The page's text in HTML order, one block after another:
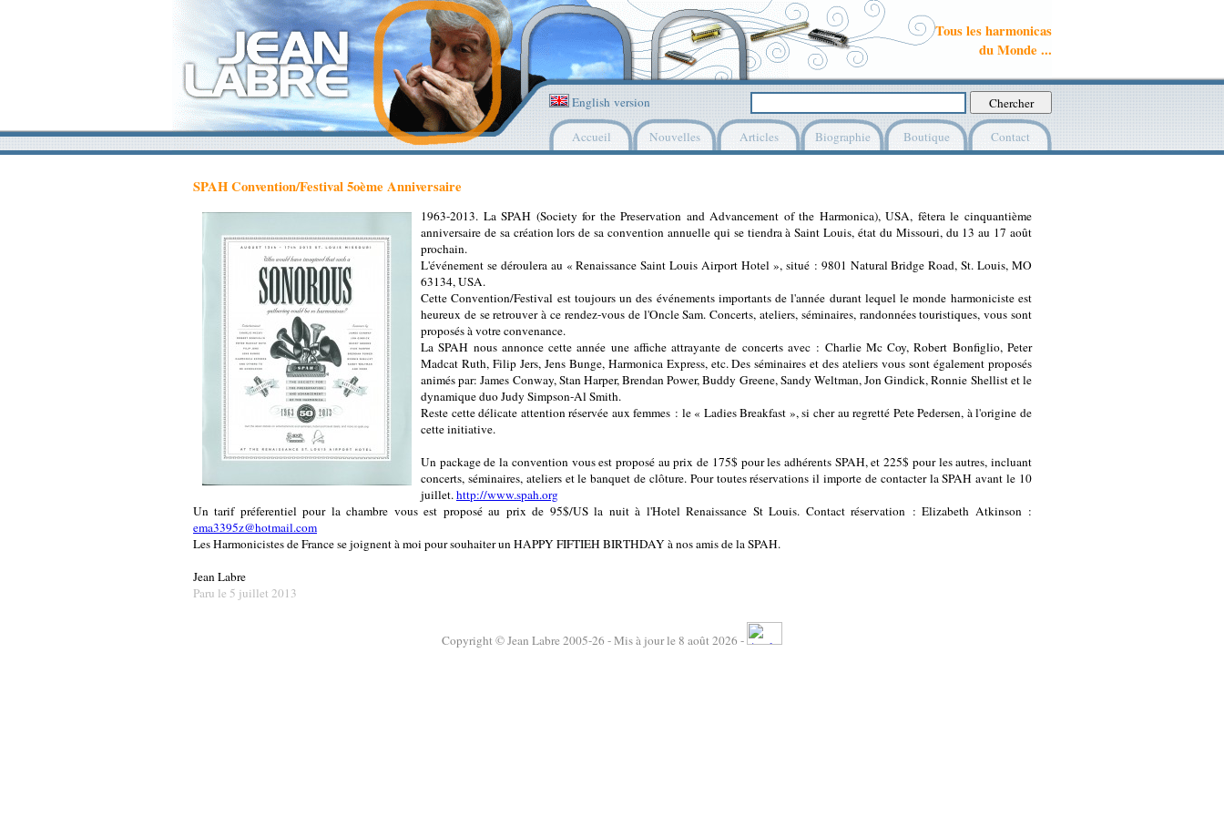
Tous les harmonicas
du Monde ...
English version
Accueil Nouvelles Articles Biographie Boutique Contact
SPAH Convention/Festival 5oème Anniversaire
1963-2013. La SPAH (Society for the Preservation and Advancement of the Harmonica), USA, fêtera le cinquantième
anniversaire de sa création lors de sa convention annuelle qui se tiendra à Saint Louis, état du Missouri, du 13 au 17 août
prochain.
L'événement se déroulera au « Renaissance Saint Louis Airport Hotel », situé : 9801 Natural Bridge Road, St. Louis, MO
63134, USA.
Cette Convention/Festival est toujours un des événements importants de l'année durant lequel le monde harmoniciste est
heureux de se retrouver à ce rendez-vous de l'Oncle Sam. Concerts, ateliers, séminaires, randonnées touristiques, vous sont
proposés à votre convenance.
La SPAH nous annonce cette année une affiche attrayante de concerts avec : Charlie Mc Coy, Robert Bonfiglio, Peter
Madcat Ruth, Filip Jers, Jens Bunge, Harmonica Express, etc. Des séminaires et des ateliers vous sont également proposés
animés par: James Conway, Stan Harper, Brendan Power, Buddy Greene, Sandy Weltman, Jon Gindick, Ronnie Shellist et le
dynamique duo Judy Simpson-Al Smith.
Reste cette délicate attention réservée aux femmes : le « Ladies Breakfast », si cher au regretté Pete Pedersen, à l'origine de
cette initiative.
Un package de la convention vous est proposé au prix de 175$ pour les adhérents SPAH, et 225$ pour les autres, incluant
concerts, séminaires, ateliers et le banquet de clôture. Pour toutes réservations il importe de contacter la SPAH avant le 10
juillet.http://www.spah.org
Un tarif préferentiel pour la chambre vous est proposé au prix de 95$/US la nuit à l'Hotel Renaissance St Louis. Contact réservation : Elizabeth Atkinson :
ema3395z@hotmail.com
Les Harmonicistes de France se joignent à moi pour souhaiter un HAPPY FIFTIEH BIRTHDAY à nos amis de la SPAH.
Jean Labre
Paru le 5 juillet 2013
Copyright © Jean Labre 2005-26 - Mis à jour le 8 août 2026 -